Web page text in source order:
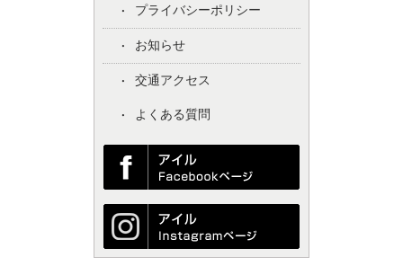
プライバシーポリシー
お知らせ
交通アクセス
よくある質問